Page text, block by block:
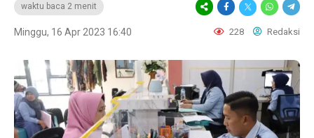
waktu baca 2 menit
Minggu, 16 Apr 2023 16:40 228 Redaksi